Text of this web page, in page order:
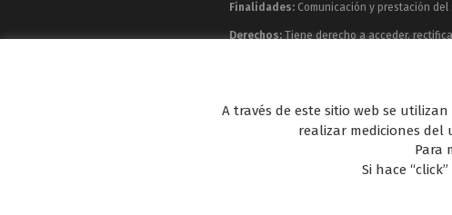
Finalidades: Comunicación y prestación del
Derechos: Tiene derecho a acceder,
Publiespaña es empresa de Mediaset España
Energy y Be Mad, así como de una amplia
A través de este sitio web se
realizar mediciones del
Para
Si hace